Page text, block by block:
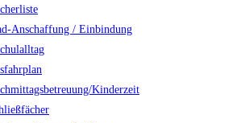
Anschaffung / Einbindung
Kinderzeit